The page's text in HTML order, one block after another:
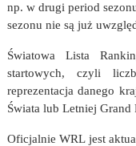
np. w drugi period
sezonu nie są już
Światowa Lista
startowych, czyli
reprezentacja danego
Świata lub Letniej
Oficjalnie WRL jest